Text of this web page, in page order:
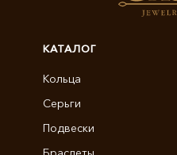
КАТАЛОГ
Кольца
Серьги
Подвески